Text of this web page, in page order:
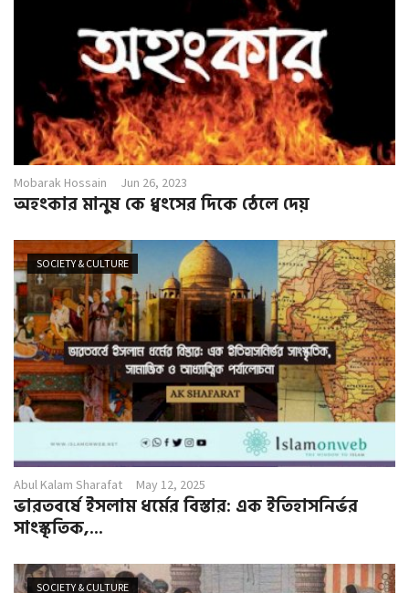
Mobarak Hossain Jun 26, 2023
অহংকার মানুষ কে ধ্বংসের দিকে ঠেলে দেয়
SOCIETY & CULTURE
Abul Kalam Sharafat May 12, 2025
ভারতবর্ষে ইসলাম ধর্মের বিস্তার: এক ইতিহাসনির্ভর
সাংস্কৃতিক,...
SOCIETY & CULTURE